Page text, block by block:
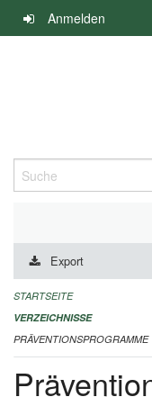
Navigation
überspringen
Anmelden
Suche
DURCHFÜHRUNG
IMPRESSUM
Export
STARTSEITE
VERZEICHNISSE
PRÄVENTIONSPROGRAMME